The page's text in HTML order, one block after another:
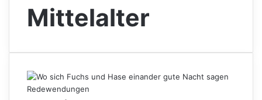
Mittelalter
Redewendungen